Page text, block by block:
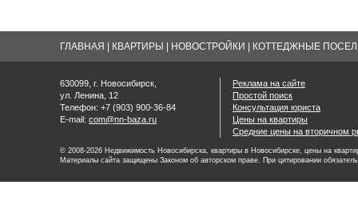
ГЛАВНАЯ КВАРТИРЫ НОВОСТРОЙКИ КОТТЕДЖНЫЕ
630099, г. Новосибирск,
ул. Ленина, 12
Телефон: +7 (903) 900-36-84
E-mail: com@nn-baza.ru
Реклама на сайте
Простой поиск
Консультация юриста
Цены на квартиры
Средние цены на вторичном
© 2008-2026 Недвижимость Новосибирска, квартиры в Новосибирске, цены на
Материалы сайта защищены Законом об авторском праве. При цитировании